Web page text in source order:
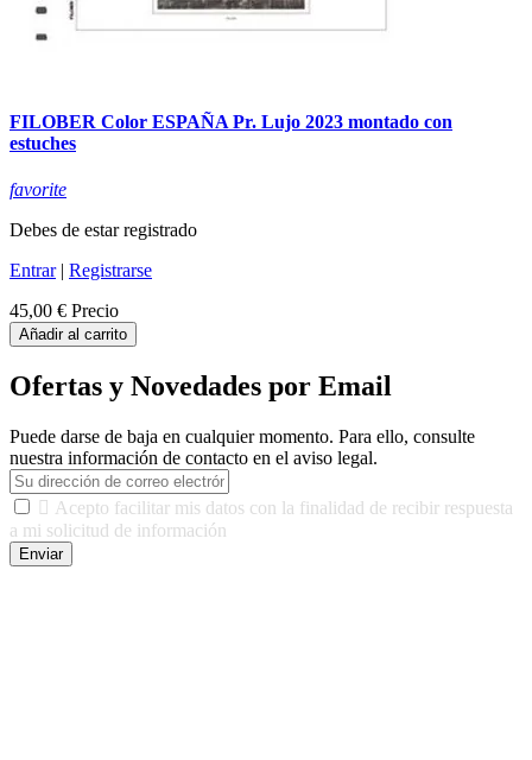
FILOBER Color ESPAÑA Pr. Lujo 2023 montado con
estuches
favorite
Debes de estar registrado
Entrar| Registrarse
45,00 € Precio
Añadir al carrito
Ofertas y Novedades por Email
Puede darse de baja en cualquier momento. Para ello, consulte
nuestra información de contacto en el aviso legal.
 Acepto facilitar mis datos con la finalidad de recibir respuesta
a mi solicitud de información
Enviar